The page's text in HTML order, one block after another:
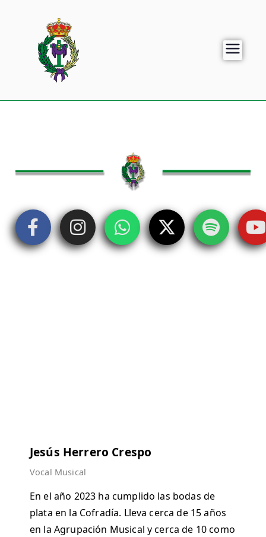
Jesús Herrero Crespo
Vocal Musical
En el año 2023 ha cumplido las bodas de
plata en la Cofradía. Lleva cerca de 15 años
en la Agrupación Musical y cerca de 10 como